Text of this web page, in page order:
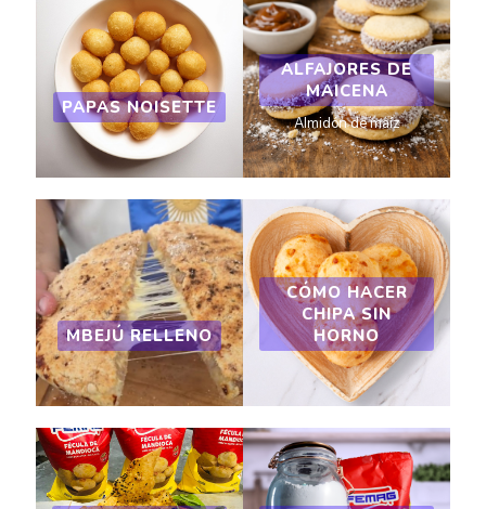
PAPAS NOISETTE
ALFAJORES DE
MAICENA
Almidón de maíz
MBEJÚ RELLENO
CÓMO HACER
CHIPA SIN
HORNO